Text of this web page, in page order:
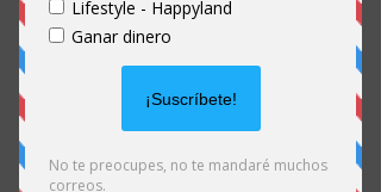
Escucha mi podcast Happyland con
César Salza cada lunes en tu
plataforma favorita.